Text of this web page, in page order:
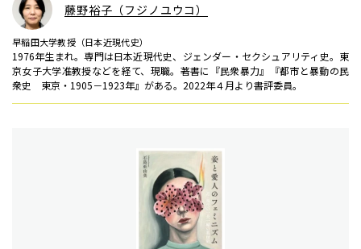
藤野裕子（フジノユウコ）
早稲田大学教授（日本近現代史）
1976年生まれ。専門は日本近現代史、ジェンダー・セクシュアリティ史。東
京女子大学准教授などを経て、現職。著書に『民衆暴力』『都市と暴動の民
衆史 東京・1905－1923年』がある。2022年４月より書評委員。